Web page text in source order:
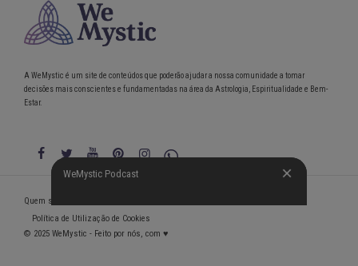
WeMystic Podcast
A WeMystic é um site de conteúdos que poderão ajudar a nossa comunidade a tomar
decisões mais conscientes e fundamentadas na área da Astrologia, Espiritualidade e Bem-
Estar.
WeMystic Podcast
Quem somos
Política de Utilização de Cookies
© 2025 WeMystic - Feito por nós, com ♥